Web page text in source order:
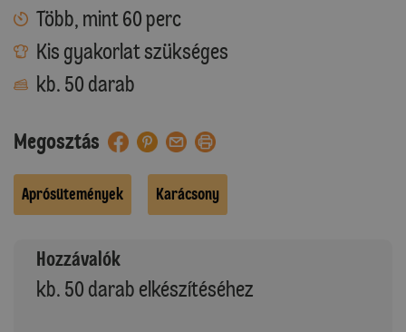
Több, mint 60 perc
Kis gyakorlat szükséges
kb. 50 darab
Megosztás
Aprósütemények Karácsony
Hozzávalók
kb. 50 darab elkészítéséhez